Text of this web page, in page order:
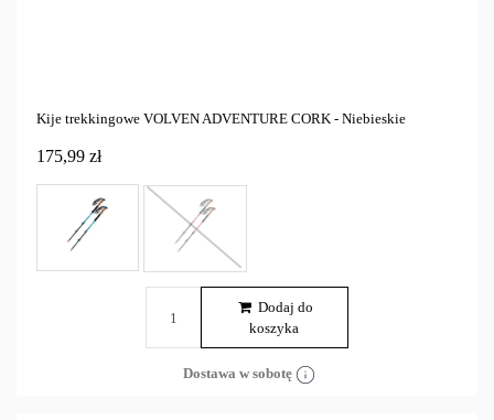
Kije trekkingowe VOLVEN ADVENTURE CORK - Niebieskie
175,99 zł
Dodaj do
koszyka
Dostawa w sobotę